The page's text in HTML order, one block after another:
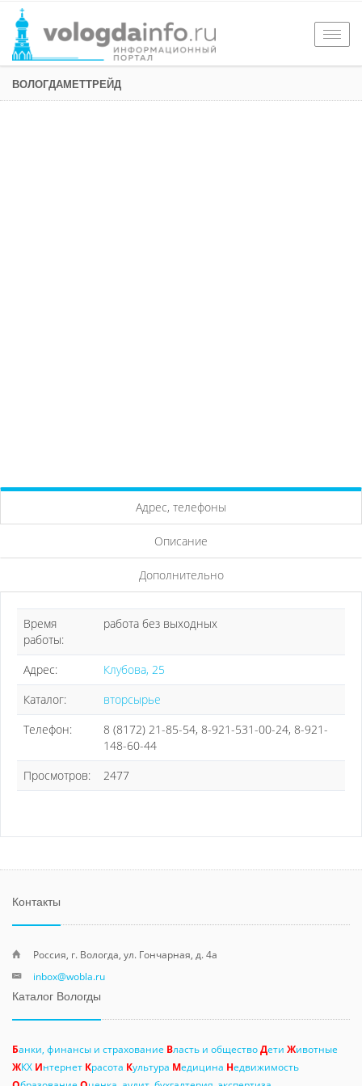
ВОЛОГДАМЕТТРЕЙД
Адрес, телефоны
Описание
Дополнительно
Время
работы:
работа без выходных
Адрес:
Клубова, 25
Каталог:
вторсырье
Телефон:
8 (8172) 21-85-54, 8-921-531-00-24, 8-921-
148-60-44
Просмотров:
2477
Контакты
Россия, г. Вологда, ул. Гончарная, д. 4а
inbox@wobla.ru
Каталог Вологды
Банки, финансы и страхование Власть и обществоДети Животные
ЖКХ Интернет Красота Культура Медицина Недвижимость